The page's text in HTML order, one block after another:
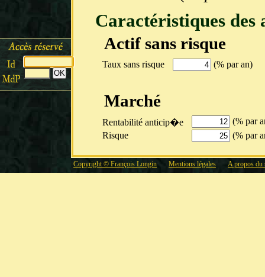
Caractéristiques des
Actif sans risque
Taux sans risque (% par an)
Marché
Rentabilité anticip�e
(% par
Risque
(% par
Action
Copyright © François Longin Mentions légales A propos du